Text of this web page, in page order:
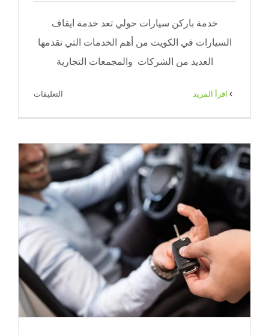
خدمة باركن سيارات حولي تعد خدمة ايقاف
السيارات في الكويت من أهم الخدمات التي تقدمها
العديد من الشركات والمجمعات التجارية
التعليقات
حولي
|
65080771
|
ضيافة
الكويت
مغلقة